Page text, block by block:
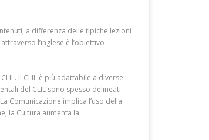
a differenza delle tipiche lezioni
l’inglese è l’obiettivo
Il CLIL è più adattabile a diverse
del CLIL sono spesso delineati
Comunicazione implica l’uso della
la Cultura aumenta la